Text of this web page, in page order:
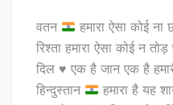
वतन
हमारा ऐसा कोई ना
रिश्ता हमारा ऐसा कोई न तोड़
दिल ♥️ एक है जान एक है
हिन्दुस्तान
हमारा है यह